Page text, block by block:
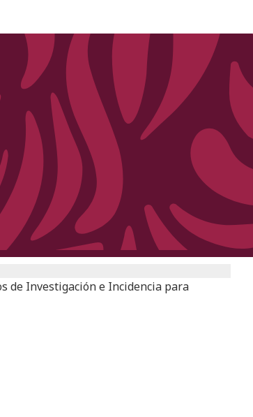
de Investigación e Incidencia para